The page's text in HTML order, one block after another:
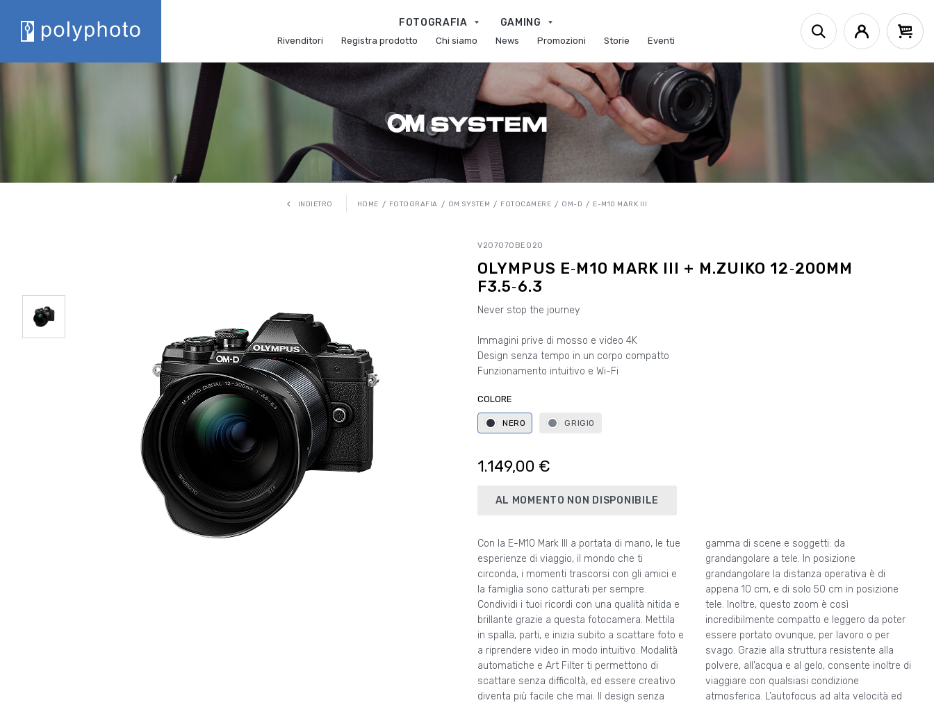
FOTOGRAFIA GAMING
Rivenditori Registra prodotto Chi siamo News Promozioni Storie Eventi
INDIETRO HOME FOTOGRAFIA OM SYSTEM FOTOCAMERE OM-D E-M10 MARK III
V207070BE020
OLYMPUS E‑M10 MARK III + M.ZUIKO 12‑200MM
F3.5‑6.3
Never stop the journey
Immagini prive di mosso e video 4K
Design senza tempo in un corpo compatto
Funzionamento intuitivo e Wi-Fi
COLORE
NERO GRIGIO
1.149,00 €
AL MOMENTO NON DISPONIBILE
Con la E-M10 Mark III a portata di mano, le tue
esperienze di viaggio, il mondo che ti
circonda, i momenti trascorsi con gli amici e
la famiglia sono catturati per sempre.
Condividi i tuoi ricordi con una qualità nitida e
brillante grazie a questa fotocamera. Mettila
in spalla, parti, e inizia subito a scattare foto e
a riprendere video in modo intuitivo. Modalità
automatiche e Art Filter ti permettono di
scattare senza difficoltà, ed essere creativo
diventa più facile che mai. Il design senza
gamma di scene e soggetti: da
grandangolare a tele. In posizione
grandangolare la distanza operativa è di
appena 10 cm, e di solo 50 cm in posizione
tele. Inoltre, questo zoom è così
incredibilmente compatto e leggero da poter
essere portato ovunque, per lavoro o per
svago. Grazie alla struttura resistente alla
polvere, all’acqua e al gelo, consente inoltre di
viaggiare con qualsiasi condizione
atmosferica. L’autofocus ad alta velocità ed